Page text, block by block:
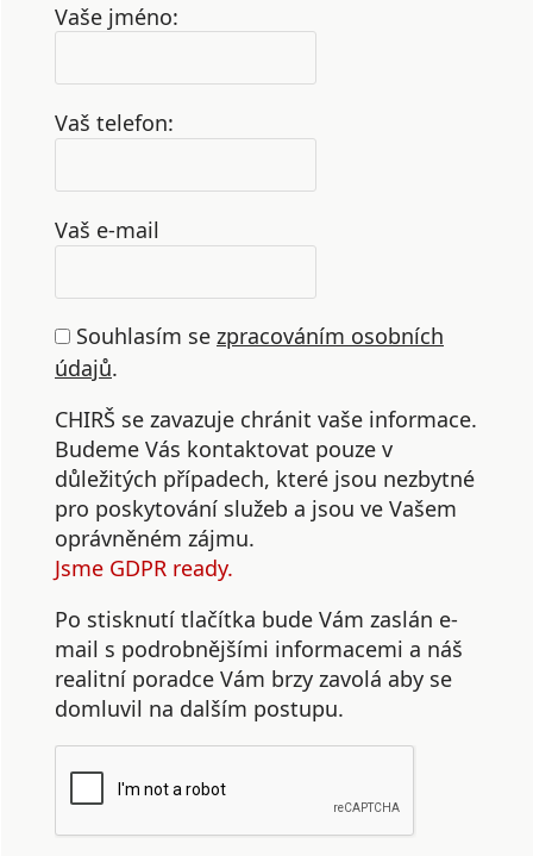
Vaše jméno:
Vaš telefon:
Vaš e-mail
Souhlasím se zpracováním osobních
údajů.
CHIRŠ se zavazuje chránit vaše informace.
Budeme Vás kontaktovat pouze v
důležitých případech, které jsou nezbytné
pro poskytování služeb a jsou ve Vašem
oprávněném zájmu.
Jsme GDPR ready.
Po stisknutí tlačítka bude Vám zaslán e-
mail s podrobnějšími informacemi a náš
realitní poradce Vám brzy zavolá aby se
domluvil na dalším postupu.